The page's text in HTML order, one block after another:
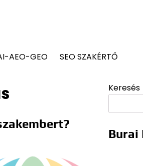
AEO-GEO SEO SZAKÉRTŐ
Keresés
Burai